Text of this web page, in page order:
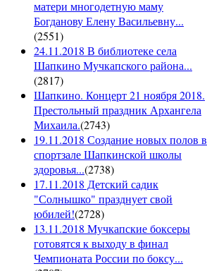
матери многодетную маму
Богданову Елену Васильевну...
(2551)
24.11.2018 В библиотеке села
Шапкино Мучкапского района...
(2817)
Шапкино. Концерт 21 ноября 2018.
Престольный праздник Архангела
Михаила.(2743)
19.11.2018 Создание новых полов в
спортзале Шапкинской школы
здоровья...(2738)
17.11.2018 Детский садик
"Солнышко" празднует свой
юбилей!(2728)
13.11.2018 Мучкапские боксеры
готовятся к выходу в финал
Чемпионата России по боксу...